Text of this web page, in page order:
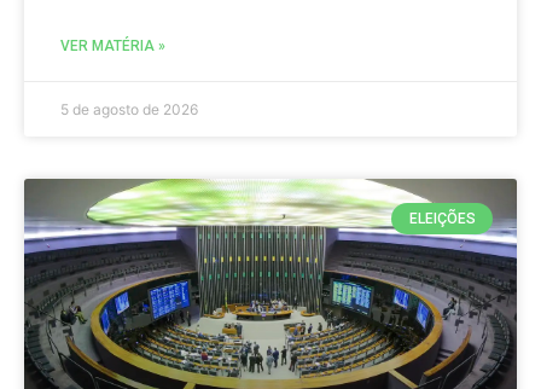
VER MATÉRIA »
5 de agosto de 2026
ELEIÇÕES